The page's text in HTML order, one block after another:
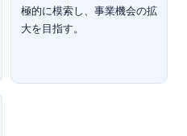
極的に模索し、事業機会の拡
大を目指す。